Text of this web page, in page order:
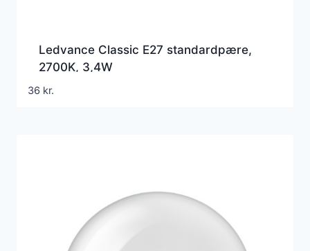
Ledvance Classic E27 standardpære,
2700K, 3,4W
36 kr.